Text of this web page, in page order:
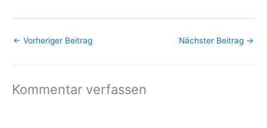
← Vorheriger Beitrag Nächster Beitrag →
Kommentar verfassen